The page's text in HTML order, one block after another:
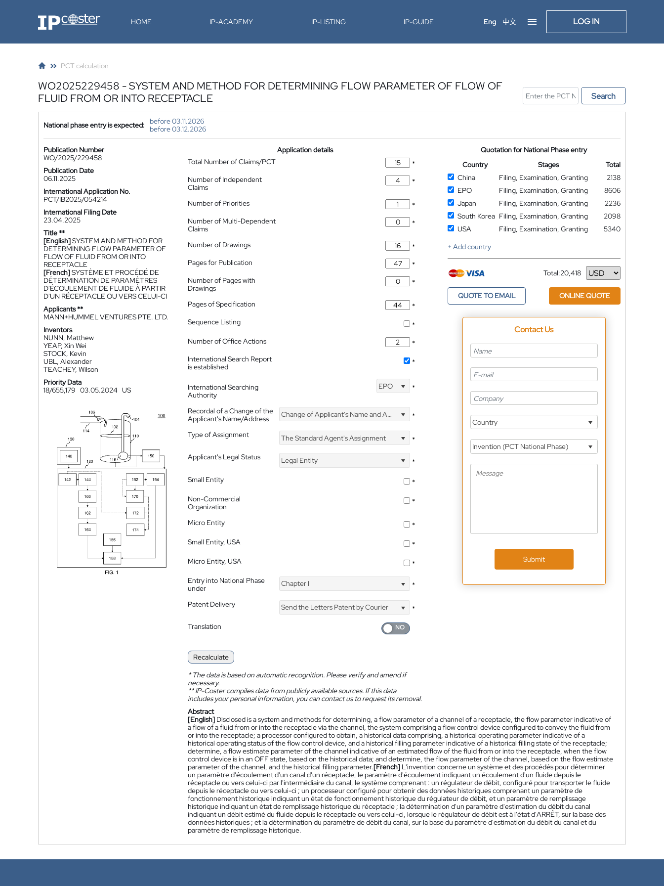
IP-Coster HOME IP-ACADEMY IP-LISTING IP-GUIDE Eng 中文 LOG IN
PCT calculation
WO2025229458 - SYSTEM AND METHOD FOR DETERMINING FLOW PARAMETER OF FLOW OF
FLUID FROM OR INTO RECEPTACLE
Search
National phase entry is expected:
before 03.11.2026
before 03.12.2026
Publication Number
WO/2025/229458
Publication Date
06.11.2025
International Application No.
PCT/IB2025/054214
International Filing Date
23.04.2025
Title **
[English]SYSTEM AND METHOD FOR
DETERMINING FLOW PARAMETER OF
FLOW OF FLUID FROM OR INTO
RECEPTACLE
[French]SYSTÈME ET PROCÉDÉ DE
DÉTERMINATION DE PARAMÈTRES
D'ÉCOULEMENT DE FLUIDE À PARTIR
D'UN RÉCEPTACLE OU VERS CELUI-CI
Applicants **
MANN+HUMMEL VENTURES PTE. LTD.
Inventors
NUNN, Matthew
YEAP, Xin Wei
STOCK, Kevin
UBL, Alexander
TEACHEY, Wilson
Priority Data
18/655,179 03.05.2024 US
Application details
Total Number of Claims/PCT
*
Number of Independent
Claims
*
Number of Priorities
*
Number of Multi-Dependent
Claims
*
Number of Drawings
*
Pages for Publication
*
Number of Pages with
Drawings
*
Pages of Specification
*
Sequence Listing
*
Number of Office Actions
*
International Search Report
is established
*
International Searching
Authority
EPO *
Recordal of a Change of the
Applicant's Name/Address
Change of Applicant's Name and Address *
Type of Assignment The Standard Agent's Assignment
*
Applicant's Legal Status
Legal Entity
*
Small Entity
*
Non-Commercial
Organization
*
Micro Entity
*
Small Entity, USA
*
Micro Entity, USA
*
Entry into National Phase
under
Chapter I *
Patent Delivery Send the Letters Patent by Courier
*
Translation
Recalculate
*The data is based on automatic recognition. Please verify and amend if
necessary.
**IP-Coster compiles data from publicly available sources. If this data
includes your personal information, you can contact us to request its removal.
Quotation for National Phase entry
Country
Stages
Total
China
Filing, Examination, Granting
2138
EPO
Filing, Examination, Granting
8606
Japan
Filing, Examination, Granting
2236
South Korea Filing, Examination, Granting
2098
USA
Filing, Examination, Granting
5340
+ Add country
Total:20,418
Currency
QUOTE TO EMAIL ONLINE QUOTE
Contact Us
Country
Invention (PCT National Phase)
Submit
Abstract
[English] Disclosed is a system and methods for determining, a flow parameter of a channel of a receptacle, the flow parameter indicative of
a flow of a fluid from or into the receptacle via the channel, the system comprising a flow control device configured to convey the fluid from
or into the receptacle; a processor configured to obtain, a historical data comprising, a historical operating parameter indicative of a
historical operating status of the flow control device, and a historical filling parameter indicative of a historical filling state of the receptacle;
determine, a flow estimate parameter of the channel indicative of an estimated flow of the fluid from or into the receptacle, when the flow
control device is in an OFF state, based on the historical data; and determine, the flow parameter of the channel, based on the flow estimate
parameter of the channel, and the historical filling parameter.[French] L'invention concerne un système et des procédés pour déterminer
un paramètre d'écoulement d'un canal d'un réceptacle, le paramètre d'écoulement indiquant un écoulement d'un fluide depuis le
réceptacle ou vers celui-ci par l'intermédiaire du canal, le système comprenant : un régulateur de débit, configuré pour transporter le fluide
depuis le réceptacle ou vers celui-ci ; un processeur configuré pour obtenir des données historiques comprenant un paramètre de
fonctionnement historique indiquant un état de fonctionnement historique du régulateur de débit, et un paramètre de remplissage
historique indiquant un état de remplissage historique du réceptacle ; la détermination d'un paramètre d'estimation du débit du canal
indiquant un débit estimé du fluide depuis le réceptacle ou vers celui-ci, lorsque le régulateur de débit est à l'état d'ARRÊT, sur la base des
données historiques ; et la détermination du paramètre de débit du canal, sur la base du paramètre d'estimation du débit du canal et du
paramètre de remplissage historique.